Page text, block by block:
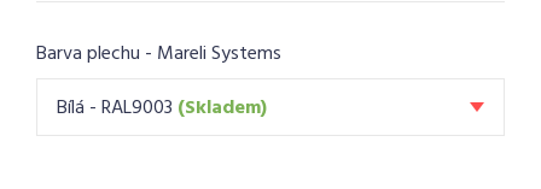
Barva plechu - Mareli Systems
Bílá - RAL9003 (Skladem)